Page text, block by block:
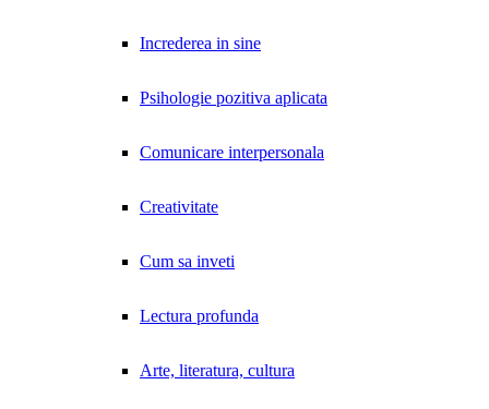
Increderea in sine
Psihologie pozitiva aplicata
Comunicare interpersonala
Creativitate
Cum sa inveti
Lectura profunda
Arte, literatura, cultura